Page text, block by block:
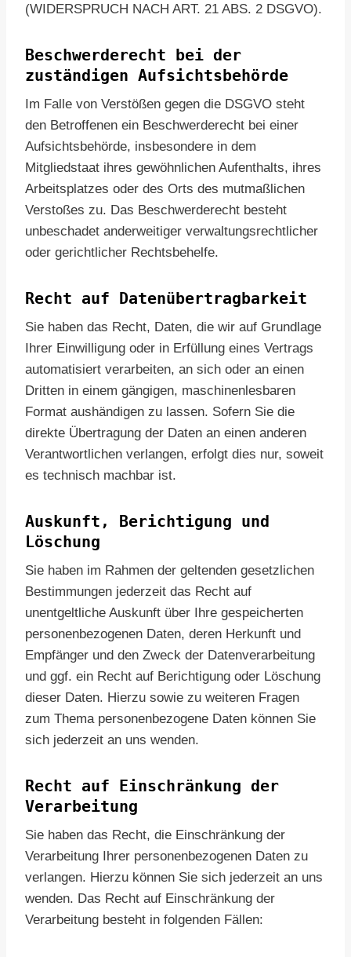
(WIDERSPRUCH NACH ART. 21 ABS. 2 DSGVO).
Beschwerde­recht bei der
zuständigen Aufsichts­behörde
Im Falle von Verstößen gegen die DSGVO steht
den Betroffenen ein Beschwerderecht bei einer
Aufsichtsbehörde, insbesondere in dem
Mitgliedstaat ihres gewöhnlichen Aufenthalts, ihres
Arbeitsplatzes oder des Orts des mutmaßlichen
Verstoßes zu. Das Beschwerderecht besteht
unbeschadet anderweitiger verwaltungsrechtlicher
oder gerichtlicher Rechtsbehelfe.
Recht auf Daten­übertrag­barkeit
Sie haben das Recht, Daten, die wir auf Grundlage
Ihrer Einwilligung oder in Erfüllung eines Vertrags
automatisiert verarbeiten, an sich oder an einen
Dritten in einem gängigen, maschinenlesbaren
Format aushändigen zu lassen. Sofern Sie die
direkte Übertragung der Daten an einen anderen
Verantwortlichen verlangen, erfolgt dies nur, soweit
es technisch machbar ist.
Auskunft, Berichtigung und
Löschung
Sie haben im Rahmen der geltenden gesetzlichen
Bestimmungen jederzeit das Recht auf
unentgeltliche Auskunft über Ihre gespeicherten
personenbezogenen Daten, deren Herkunft und
Empfänger und den Zweck der Datenverarbeitung
und ggf. ein Recht auf Berichtigung oder Löschung
dieser Daten. Hierzu sowie zu weiteren Fragen
zum Thema personenbezogene Daten können Sie
sich jederzeit an uns wenden.
Recht auf Einschränkung der
Verarbeitung
Sie haben das Recht, die Einschränkung der
Verarbeitung Ihrer personenbezogenen Daten zu
verlangen. Hierzu können Sie sich jederzeit an uns
wenden. Das Recht auf Einschränkung der
Verarbeitung besteht in folgenden Fällen: